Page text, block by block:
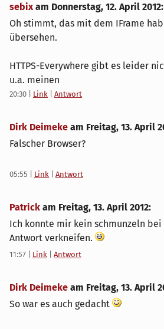
sebixam Donnerstag, 12. April 2012:
Oh stimmt, das mit dem IFrame
übersehen.
HTTPS-Everywhere gibt es leider
u.a. meinen
20:30 Link Antwort
Dirk Deimeke am Freitag, 13. April
Falscher Browser?
05:55 Link Antwort
Patrick am Freitag, 13. April 2012:
Ich konnte mir kein schmunzeln
Antwort verkneifen.
11:57 Link Antwort
Dirk Deimeke am Freitag, 13. April
So war es auch gedacht